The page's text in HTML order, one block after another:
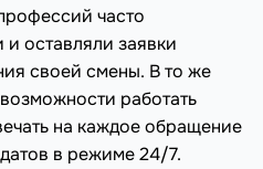
часто
оставляли заявки
своей смены. В то же
работать
на каждое обращение
в режиме 24/7.